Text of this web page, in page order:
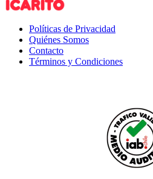
Políticas de Privacidad
Quiénes Somos
Contacto
Términos y Condiciones